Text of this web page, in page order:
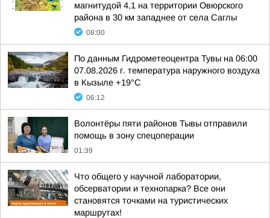
магнитудой 4,1 на территории Овюрского
района в 30 км западнее от села Саглы
08:00
По данным Гидрометеоцентра Тувы на 06:00
07.08.2026 г. температура наружного воздуха
в Кызыле +19°С
06:12
Волонтёры пяти районов Тывы отправили
помощь в зону спецоперации
01:39
Что общего у научной лаборатории,
обсерватории и технопарка? Все они
становятся точками на туристических
маршрутах!